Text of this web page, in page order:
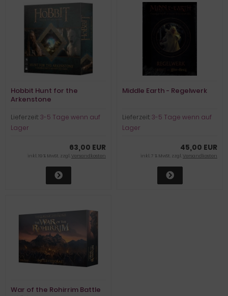
Hobbit Hunt for the
Arkenstone
Lieferzeit:3-5 Tage wenn auf
Lager
63,00 EUR
inkl. 19 % MwSt. zzgl.Versandkosten
Middle Earth - Regelwerk
Lieferzeit:3-5 Tage wenn auf
Lager
45,00 EUR
inkl. 7 % MwSt. zzgl.Versandkosten
War of the Rohirrim Battle